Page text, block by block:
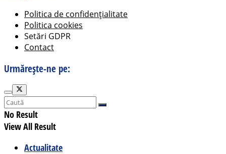
Politica de confidențialitate
Politica cookies
Setări GDPR
Contact
Urmărește-ne pe:
No Result
View All Result
Actualitate